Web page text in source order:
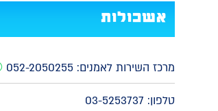
אשכולות
מרכז השירות לאמנים: 052-2050255
טלפון: 03-5253737